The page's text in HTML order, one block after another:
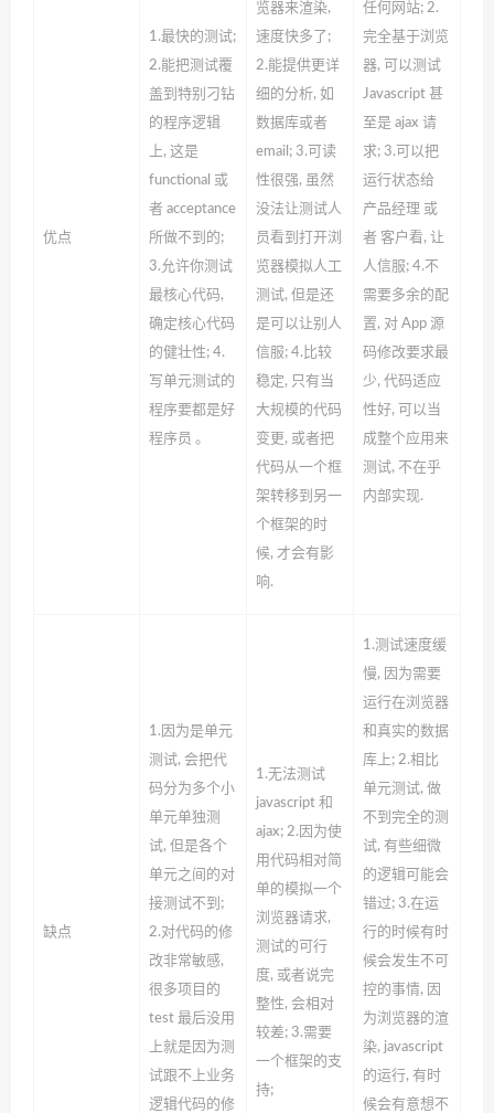
优点
1.最快的测试;
2.能把测试覆
盖到特别刁钻
的程序逻辑
上, 这是
functional 或
者 acceptance
所做不到的;
3.允许你测试
最核心代码,
确定核心代码
的健壮性; 4.
写单元测试的
程序要都是好
程序员 。
览器来渲染,
速度快多了;
2.能提供更详
细的分析, 如
数据库或者
email; 3.可读
性很强, 虽然
没法让测试人
员看到打开浏
览器模拟人工
测试, 但是还
是可以让别人
信服; 4.比较
稳定, 只有当
大规模的代码
变更, 或者把
代码从一个框
架转移到另一
个框架的时
候, 才会有影
响.
任何网站; 2.
完全基于浏览
器, 可以测试
Javascript 甚
至是 ajax 请
求; 3.可以把
运行状态给
产品经理 或
者 客户看, 让
人信服; 4.不
需要多余的配
置, 对 App 源
码修改要求最
少, 代码适应
性好, 可以当
成整个应用来
测试, 不在乎
内部实现.
缺点
1.因为是单元
测试, 会把代
码分为多个小
单元单独测
试, 但是各个
单元之间的对
接测试不到;
2.对代码的修
改非常敏感,
很多项目的
test 最后没用
上就是因为测
试跟不上业务
逻辑代码的修
1.无法测试
javascript 和
ajax; 2.因为使
用代码相对简
单的模拟一个
浏览器请求,
测试的可行
度, 或者说完
整性, 会相对
较差; 3.需要
一个框架的支
持;
1.测试速度缓
慢, 因为需要
运行在浏览器
和真实的数据
库上; 2.相比
单元测试, 做
不到完全的测
试, 有些细微
的逻辑可能会
错过; 3.在运
行的时候有时
候会发生不可
控的事情, 因
为浏览器的渲
染, javascript
的运行, 有时
候会有意想不